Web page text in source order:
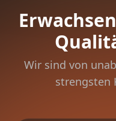
Wir sind von
strengsten